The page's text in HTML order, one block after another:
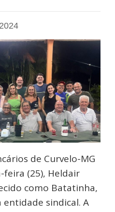
de Curvelo-MG
(25), Heldair
como Batatinha,
sindical. A